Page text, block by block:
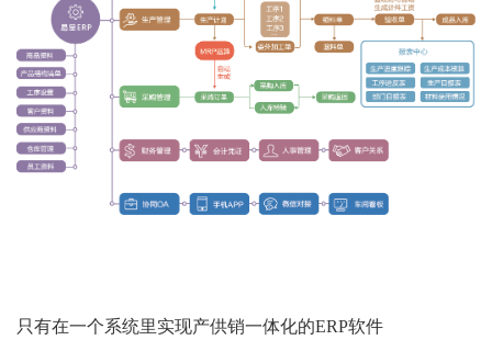
只有在一个系统里实现产供销一体化的ERP软件